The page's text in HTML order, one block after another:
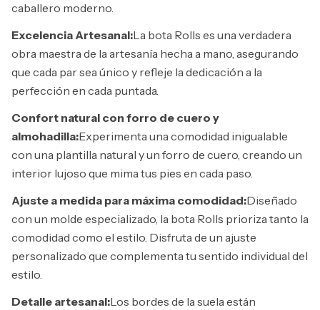
caballero moderno.
Excelencia Artesanal:La bota Rolls es una verdadera
obra maestra de la artesanía hecha a mano, asegurando
que cada par sea único y refleje la dedicación a la
perfección en cada puntada.
Confort natural con forro de cuero y
almohadilla:Experimenta una comodidad inigualable
con una plantilla natural y un forro de cuero, creando un
interior lujoso que mima tus pies en cada paso.
Ajuste a medida para máxima comodidad:Diseñado
con un molde especializado, la bota Rolls prioriza tanto la
comodidad como el estilo. Disfruta de un ajuste
personalizado que complementa tu sentido individual del
estilo.
Detalle artesanal:Los bordes de la suela están